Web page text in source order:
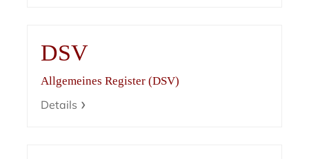
DSV
Allgemeines Register (DSV)
Details